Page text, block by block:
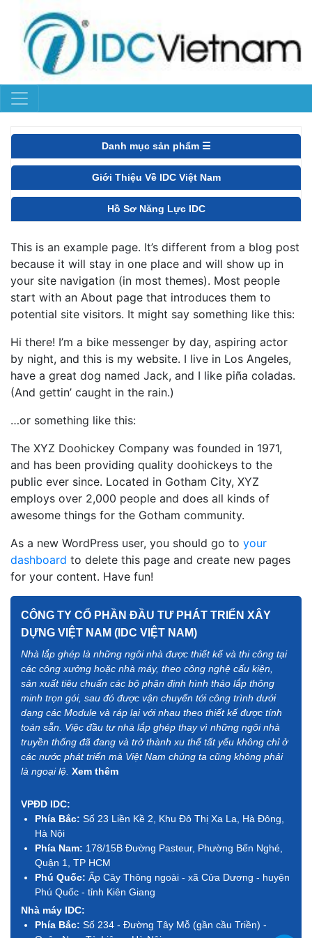
Danh mục sản phẩm ☰
Giới Thiệu Về IDC Việt Nam
Hồ Sơ Năng Lực IDC
This is an example page. It’s different from a blog post
because it will stay in one place and will show up in
your site navigation (in most themes). Most people
start with an About page that introduces them to
potential site visitors. It might say something like this:
Hi there! I’m a bike messenger by day, aspiring actor
by night, and this is my website. I live in Los Angeles,
have a great dog named Jack, and I like piña coladas.
(And gettin’ caught in the rain.)
…or something like this:
The XYZ Doohickey Company was founded in 1971,
and has been providing quality doohickeys to the
public ever since. Located in Gotham City, XYZ
employs over 2,000 people and does all kinds of
awesome things for the Gotham community.
As a new WordPress user, you should go to your
dashboard to delete this page and create new pages
for your content. Have fun!
CÔNG TY CỔ PHẦN ĐẦU TƯ PHÁT TRIỂN XÂY
DỰNG VIỆT NAM (IDC VIỆT NAM)
Nhà lắp ghép là những ngôi nhà được thiết kế và thi công tại
các công xưởng hoặc nhà máy, theo công nghệ cấu kiện,
sản xuất tiêu chuẩn các bộ phận định hình tháo lắp thông
minh trọn gói, sau đó được vận chuyển tới công trình dưới
dạng các Module và ráp lại với nhau theo thiết kế được tính
toán sẵn. Việc đầu tư nhà lắp ghép thay vì những ngôi nhà
truyền thống đã đang và trở thành xu thế tất yếu không chỉ ở
các nước phát triển mà Việt Nam chúng ta cũng không phải
là ngoại lệ. Xem thêm
VPĐD IDC:
Phía Bắc: Số 23 Liền Kề 2, Khu Đô Thị Xa La, Hà Đông,
Hà Nội
Phía Nam: 178/15B Đường Pasteur, Phường Bến Nghé,
Quận 1, TP HCM
Phú Quốc: Ấp Cây Thông ngoài - xã Cửa Dương - huyện
Phú Quốc - tỉnh Kiên Giang
Nhà máy IDC:
Phía Bắc: Số 234 - Đường Tây Mỗ (gần cầu Triền) -